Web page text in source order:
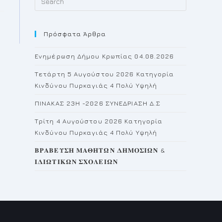
Escape
Πρόσφατα Άρθρα
Ενημέρωση Δήμου Κρωπίας 04.08.2026
Τετάρτη 5 Αυγούστου 2026 Κατηγορία
Κινδύνου Πυρκαγιάς 4 Πολύ Υψηλή
ΠΙΝΑΚΑΣ 23H -2026 ΣΥΝΕΔΡΙΑΣΗ Δ.Σ
Τρίτη 4 Αυγούστου 2026 Κατηγορία
Κινδύνου Πυρκαγιάς 4 Πολύ Υψηλή
𝚩𝚸𝚨𝚩𝚬𝚼𝚺𝚮 𝚳𝚨𝚯𝚮𝚻𝛀𝚴 𝚫𝚮𝚳𝚶𝚺𝚰𝛀𝚴 &
𝚰𝚫𝚰𝛀𝚻𝚰𝚱𝛀𝚴 𝚺𝚾𝚶𝚲𝚬𝚰𝛀𝚴